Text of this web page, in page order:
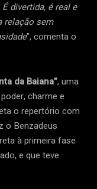
divertida, é real e
relação sem
”, comenta o
da Baiana”, uma
charme e
o repertório com
o Benzadeus
à primeira fase
e que teve